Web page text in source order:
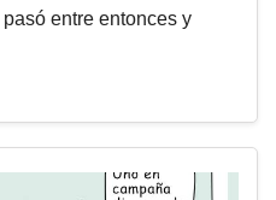
entre entonces y